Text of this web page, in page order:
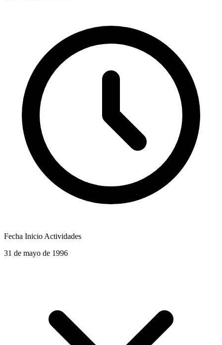
Fecha Inicio Actividades
31 de mayo de 1996